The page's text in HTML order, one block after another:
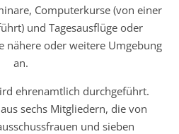
Computerkurse (von einer
und Tagesausflüge oder
nähere oder weitere Umgebung
an.
ehrenamtlich durchgeführt.
sechs Mitgliedern, die von
und sieben